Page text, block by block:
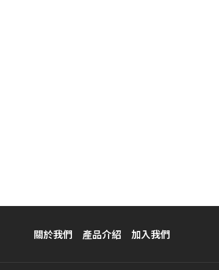
關於我們 產品介紹 加入我們